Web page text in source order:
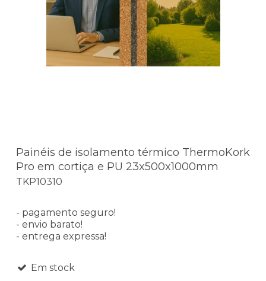
Painéis de isolamento térmico ThermoKork
Pro em cortiça e PU 23x500x1000mm
TKP10310
- pagamento seguro!
- envio barato!
- entrega expressa!
Em stock